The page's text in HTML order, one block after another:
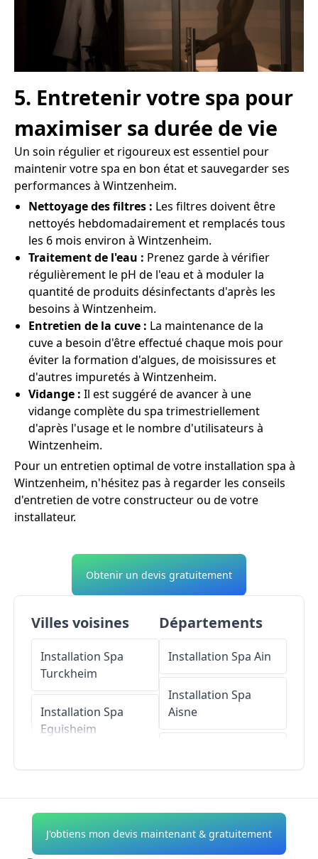
5. Entretenir votre spa pour
maximiser sa durée de vie
Un soin régulier et rigoureux est essentiel pour
maintenir votre spa en bon état et sauvegarder ses
performances à Wintzenheim.
Nettoyage des filtres : Les filtres doivent être
nettoyés hebdomadairement et remplacés tous
les 6 mois environ à Wintzenheim.
Traitement de l'eau : Prenez garde à vérifier
régulièrement le pH de l'eau et à moduler la
quantité de produits désinfectants d'après les
besoins à Wintzenheim.
Entretien de la cuve : La maintenance de la
cuve a besoin d'être effectué chaque mois pour
éviter la formation d'algues, de moisissures et
d'autres impuretés à Wintzenheim.
Vidange : Il est suggéré de avancer à une
vidange complète du spa trimestriellement
d'après l'usage et le nombre d'utilisateurs à
Wintzenheim.
Pour un entretien optimal de votre installation spa à
Wintzenheim, n'hésitez pas à regarder les conseils
d'entretien de votre constructeur ou de votre
installateur.
Obtenir un devis gratuitement
Villes voisines
Installation Spa
Turckheim
Installation Spa
Eguisheim
Installation Spa
Katzenthal
Départements
Installation Spa Ain
Installation Spa
Aisne
Allier
Provence
J'obtiens mon devis maintenant & gratuitement